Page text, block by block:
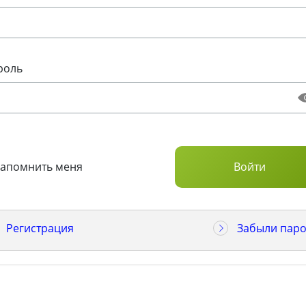
меня
Регистрация Забыли